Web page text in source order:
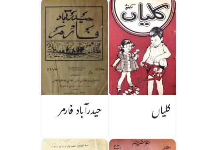
کلیاں حیدرآباد فارمر